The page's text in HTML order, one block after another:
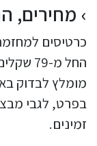
מחירים,
כרטיסים
החל
מומלץ לבדוק
בפרט, לגבי
זמינים.